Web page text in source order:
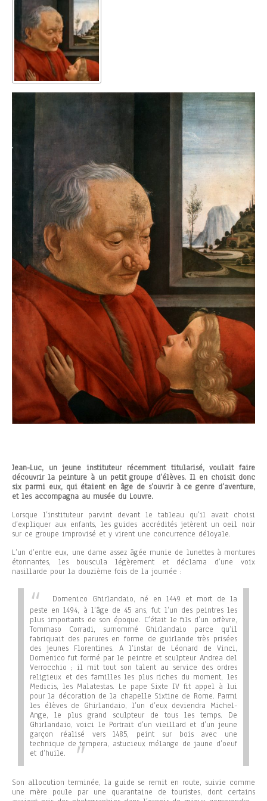
Jean-Luc, un jeune instituteur récemment titularisé, voulait faire
découvrir la peinture à un petit groupe d’élèves. Il en choisit donc
six parmi eux, qui étaient en âge de s’ouvrir à ce genre d’aventure,
et les accompagna au musée du Louvre.
Lorsque l’instituteur parvint devant le tableau qu’il avait choisi
d’expliquer aux enfants, les guides accrédités jetèrent un oeil noir
sur ce groupe improvisé et y virent une concurrence déloyale.
L’un d’entre eux, une dame assez âgée munie de lunettes à montures
étonnantes, les bouscula légèrement et déclama d’une voix
nasillarde pour la douzième fois de la journée :
Domenico Ghirlandaio, né en 1449 et mort de la
peste en 1494, à l’âge de 45 ans, fut l’un des peintres les
plus importants de son époque. C’était le fils d’un orfèvre,
Tommaso Corradi, surnommé Ghirlandaio parce qu’il
fabriquait des parures en forme de guirlande très prisées
des jeunes Florentines. A l’instar de Léonard de Vinci,
Domenico fut formé par le peintre et sculpteur Andrea del
Verrocchio ; il mit tout son talent au service des ordres
religieux et des familles les plus riches du moment, les
Medicis, les Malatestas. Le pape Sixte IV fit appel à lui
pour la décoration de la chapelle Sixtine de Rome. Parmi
les élèves de Ghirlandaio, l’un d’eux deviendra Michel-
Ange, le plus grand sculpteur de tous les temps. De
Ghirlandaio, voici le Portrait d’un vieillard et d’un jeune
garçon réalisé vers 1485, peint sur bois avec une
technique de tempera, astucieux mélange de jaune d’oeuf
et d’huile.
Son allocution terminée, la guide se remit en route, suivie comme
une mère poule par une quarantaine de touristes, dont certains